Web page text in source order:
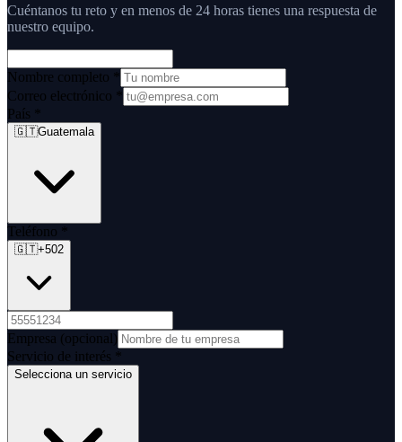
Cuéntanos tu reto y en menos de 24 horas tienes una respuesta de
nuestro equipo.
Nombre completo *
Correo electrónico *
País *
🇬🇹Guatemala
Teléfono *
🇬🇹+502
Empresa (opcional)
Servicio de interés *
Selecciona un servicio